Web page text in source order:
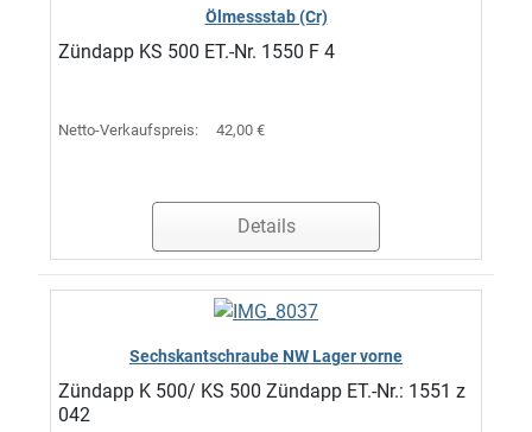
Ölmessstab (Cr)
Zündapp KS 500 ET.-Nr. 1550 F 4
Netto-Verkaufspreis: 42,00 €
Details
Sechskantschraube NW Lager vorne
Zündapp K 500/ KS 500 Zündapp ET.-Nr.: 1551 z
042